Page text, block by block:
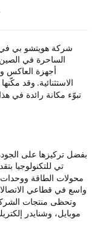
شركة هويتشو بي في
الساحرة في
أجهزة العاكس
الاستثنائية. وقد مكّنها
تبوّء مكانة رائدة في
بفضل تركيزها على
تي للتكنولوجيا
محولات الطاقة ووحدات
واسع في قطاعي
وتحظى منتجات
موبايل، وشنايدر